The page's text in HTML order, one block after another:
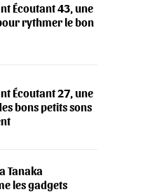
Écoutant 43, une
rythmer le bon
Écoutant 27, une
bons petits sons
Tanaka
les gadgets